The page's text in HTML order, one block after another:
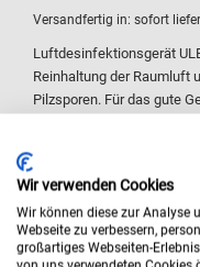
Versandfertig in: sofort
Luftdesinfektionsgerät
Reinhaltung der Raumluft
Pilzsporen. Für das gute
UV-C Licht zur
Sichere Abschirmung
reduziert
Durchsatzleistung 115
Sehr leise - nur 36
Wir verwenden Cookies
Wir können diese zur Analyse
Webseite zu verbessern,
großartiges Webseiten-